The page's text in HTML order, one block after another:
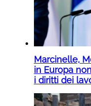
Marcinelle,
in Europa
i diritti dei